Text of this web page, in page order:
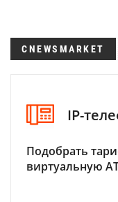
CNEWSMARKET
IP-
Подобрать
виртуальную